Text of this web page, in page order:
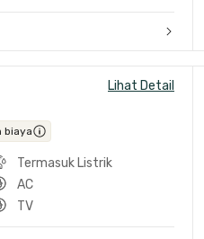
Lihat Detail
biaya
Termasuk Listrik
AC
TV